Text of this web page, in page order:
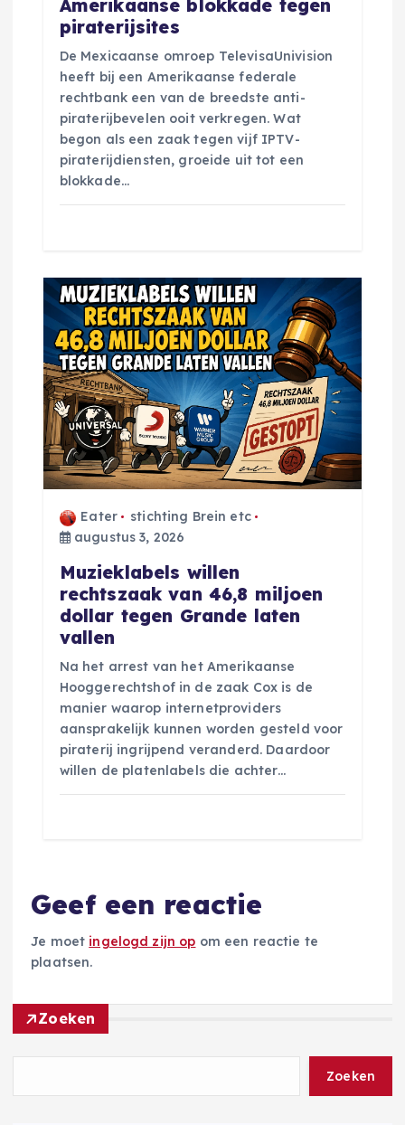
Amerikaanse blokkade tegen
piraterijsites
De Mexicaanse omroep TelevisaUnivision
heeft bij een Amerikaanse federale
rechtbank een van de breedste anti-
piraterijbevelen ooit verkregen. Wat
begon als een zaak tegen vijf IPTV-
piraterijdiensten, groeide uit tot een
blokkade…
Eater
stichting Brein etc
augustus 3, 2026
Muzieklabels willen
rechtszaak van 46,8 miljoen
dollar tegen Grande laten
vallen
Na het arrest van het Amerikaanse
Hooggerechtshof in de zaak Cox is de
manier waarop internetproviders
aansprakelijk kunnen worden gesteld voor
piraterij ingrijpend veranderd. Daardoor
willen de platenlabels die achter…
Geef een reactie
Je moet ingelogd zijn op om een reactie te
plaatsen.
Zoeken
Zoeken